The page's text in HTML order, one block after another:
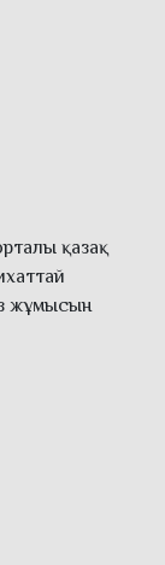
қазақ
жұмысын